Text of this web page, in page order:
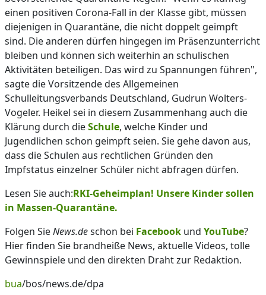
einen positiven Corona-Fall in der Klasse gibt, müssen
diejenigen in Quarantäne, die nicht doppelt geimpft
sind. Die anderen dürfen hingegen im Präsenzunterricht
bleiben und können sich weiterhin an schulischen
Aktivitäten beteiligen. Das wird zu Spannungen führen",
sagte die Vorsitzende des Allgemeinen
Schulleitungsverbands Deutschland, Gudrun Wolters-
Vogeler. Heikel sei in diesem Zusammenhang auch die
Klärung durch dieSchule, welche Kinder und
Jugendlichen schon geimpft seien. Sie gehe davon aus,
dass die Schulen aus rechtlichen Gründen den
Impfstatus einzelner Schüler nicht abfragen dürfen.
Lesen Sie auch:RKI-Geheimplan! Unsere Kinder sollen
in Massen-Quarantäne.
Folgen SieNews.deschon bei Facebook und YouTube?
Hier finden Sie brandheiße News, aktuelle Videos, tolle
Gewinnspiele und den direkten Draht zur Redaktion.
bua/bos/news.de/dpa